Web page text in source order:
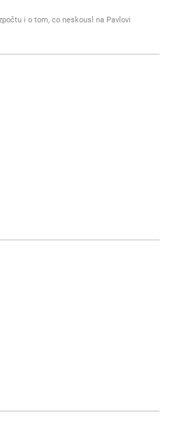
i o tom, co neskousl na Pavlovi